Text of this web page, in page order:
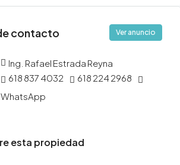
contacto Ver anuncio
Ing. Rafael Estrada Reyna
618 837 4032
618 224 2968
WhatsApp
esta propiedad